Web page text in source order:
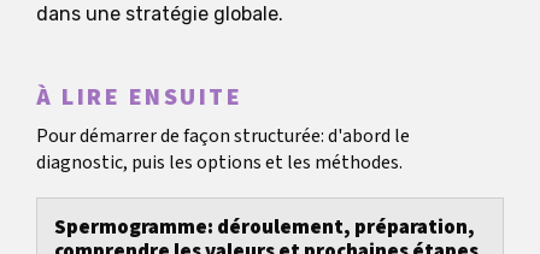
dans une stratégie globale.
À LIRE ENSUITE
Pour démarrer de façon structurée: d'abord le
diagnostic, puis les options et les méthodes.
Spermogramme: déroulement, préparation,